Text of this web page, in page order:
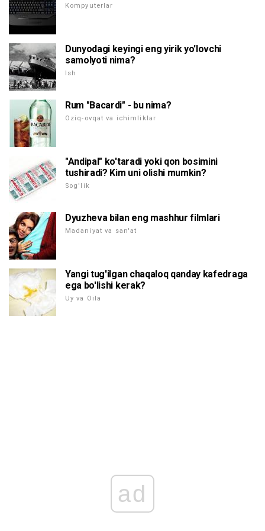
Kompyuterlar
Dunyodagi keyingi eng yirik yo'lovchi
samolyoti nima?
Ish
Rum "Bacardi" - bu nima?
Oziq-ovqat va ichimliklar
"Andipal" ko'taradi yoki qon bosimini
tushiradi? Kim uni olishi mumkin?
Sog'lik
Dyuzheva bilan eng mashhur filmlari
Madaniyat va san'at
Yangi tug'ilgan chaqaloq qanday kafedraga
ega bo'lishi kerak?
Uy va Oila
ad